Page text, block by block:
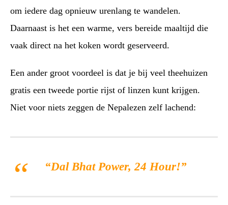
om iedere dag opnieuw urenlang te wandelen.
Daarnaast is het een warme, vers bereide maaltijd die
vaak direct na het koken wordt geserveerd.
Een ander groot voordeel is dat je bij veel theehuizen
gratis een tweede portie rijst of linzen kunt krijgen.
Niet voor niets zeggen de Nepalezen zelf lachend:
“Dal Bhat Power, 24 Hour!”